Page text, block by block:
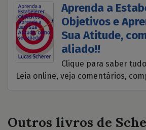
Aprenda a
Objetivos e
Sua Atitude,
aliado!!
Clique para saber
Leia online, veja comentários,
Outros livros de